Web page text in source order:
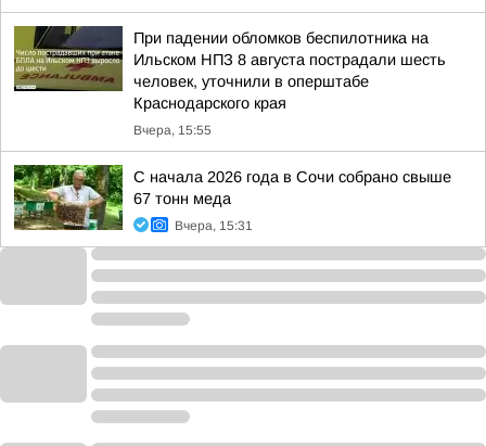
При падении обломков беспилотника на
Ильском НПЗ 8 августа пострадали шесть
человек, уточнили в оперштабе
Краснодарского края
Вчера, 15:55
С начала 2026 года в Сочи собрано свыше
67 тонн меда
Вчера, 15:31